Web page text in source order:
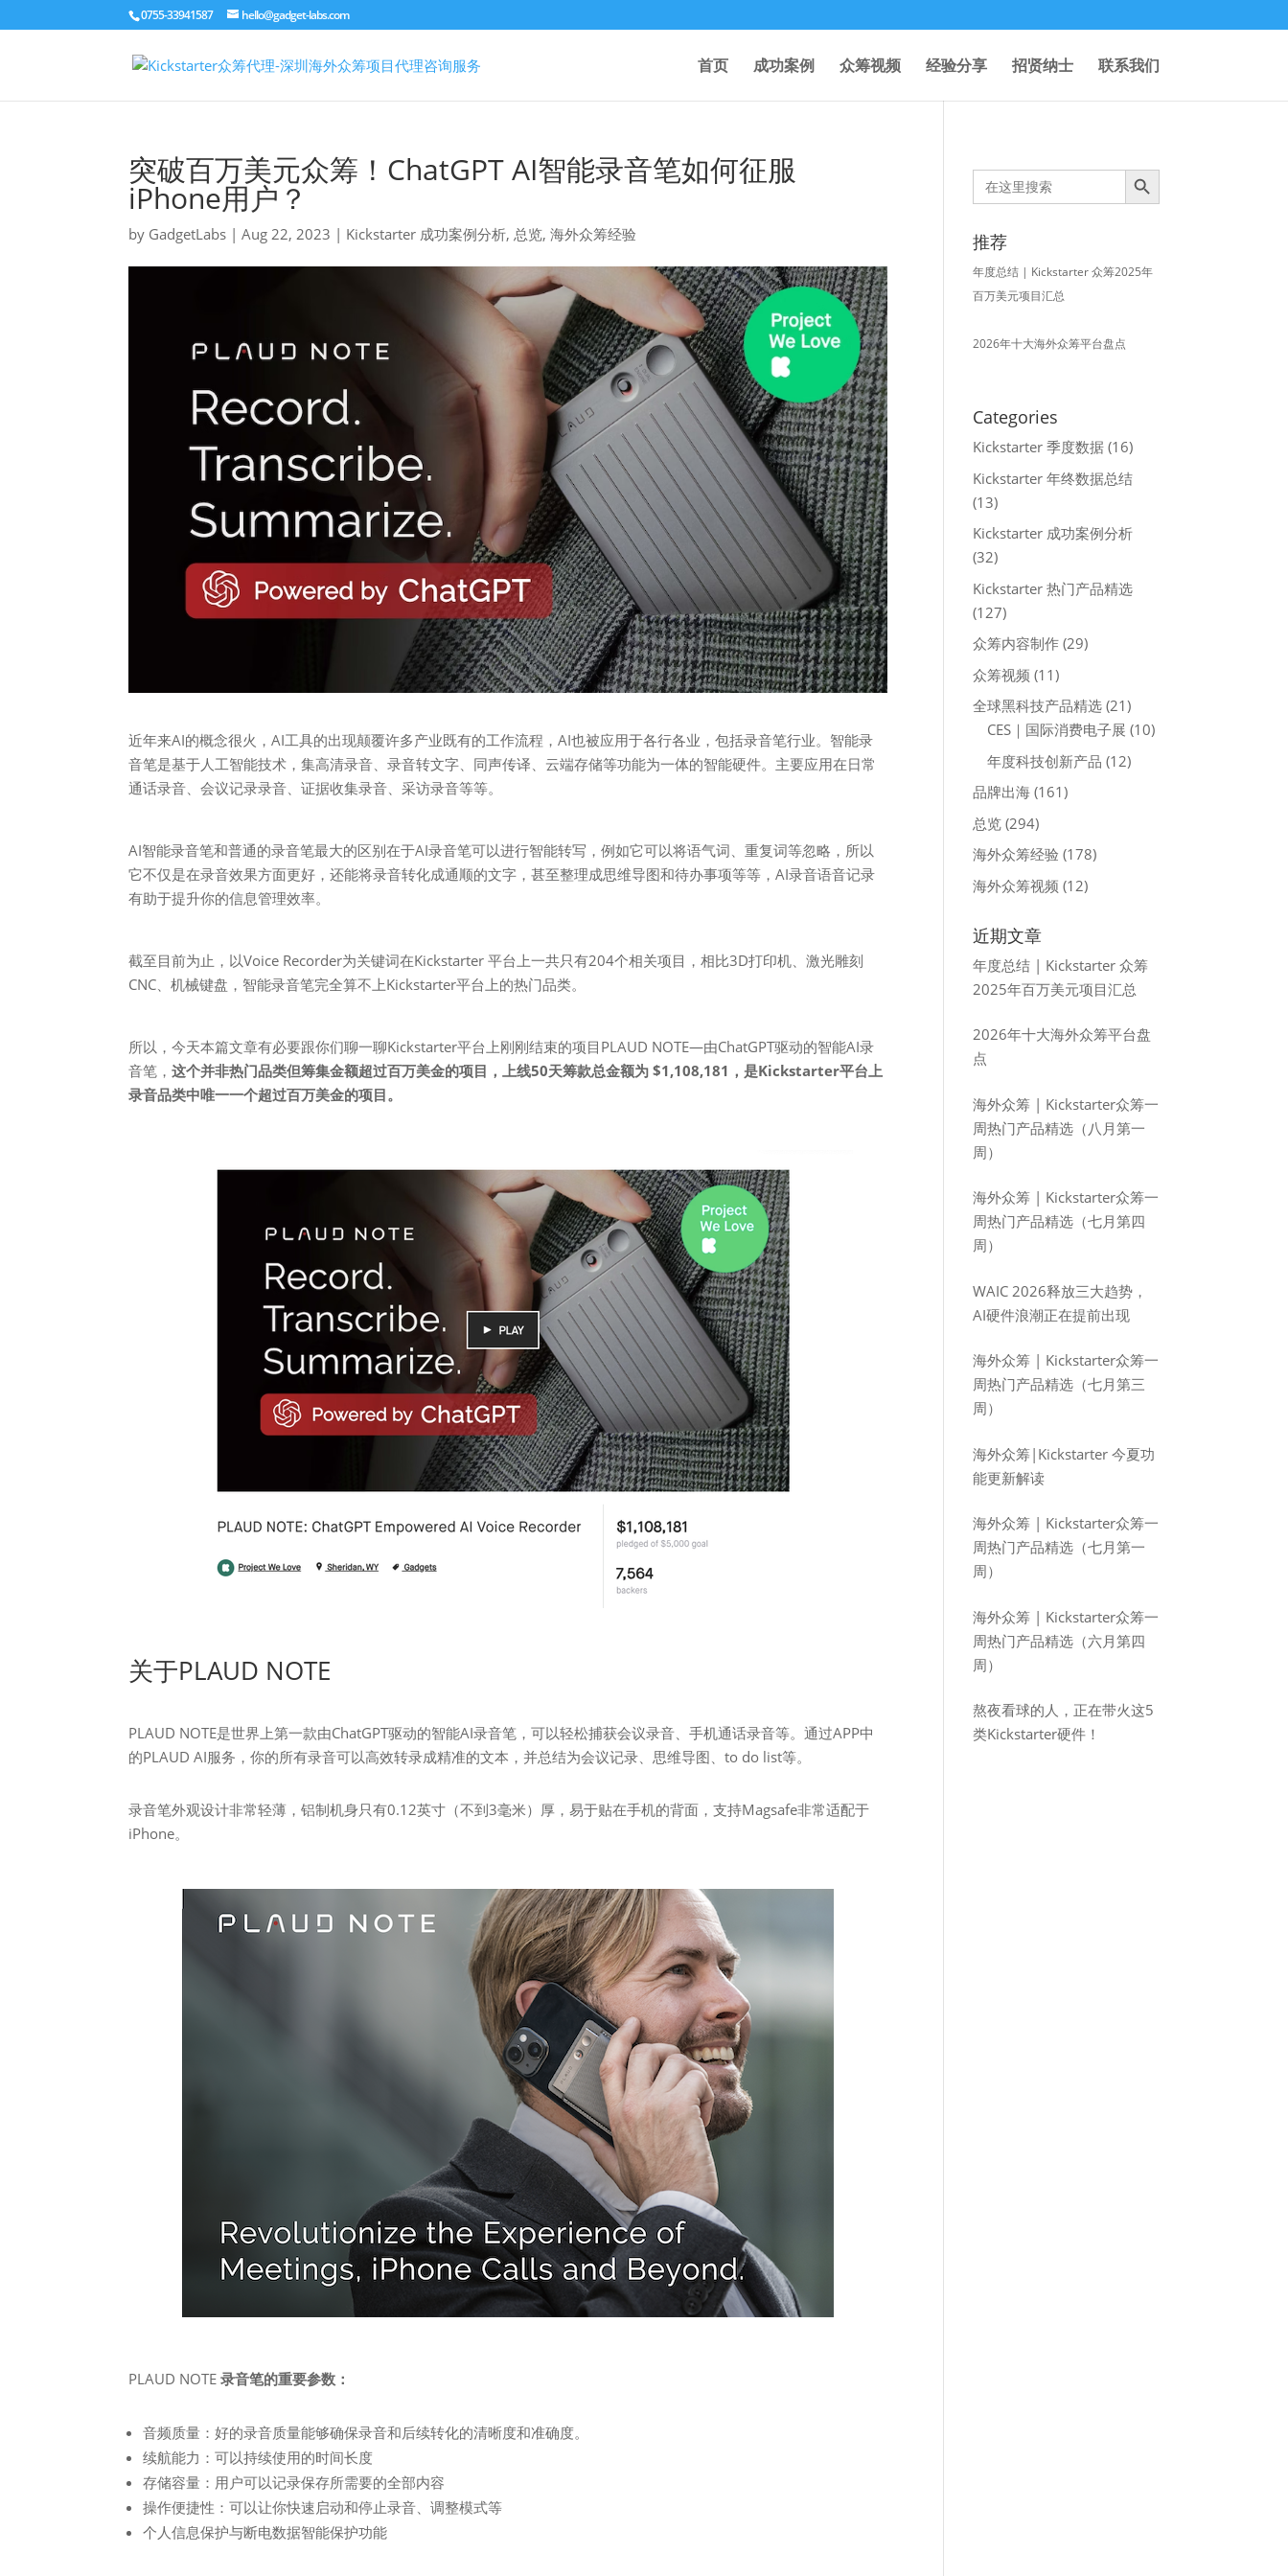
0755-33941587 hello@gadget-labs.com
首页 成功案例 众筹视频 经验分享 招贤纳士 联系我们
突破百万美元众筹！ChatGPT AI智能录音笔如何征服
iPhone用户？
by GadgetLabs |Aug 22, 2023 | Kickstarter 成功案例分析,总览,海外众筹经验
近年来AI的概念很火，AI工具的出现颠覆许多产业既有的工作流程，AI也被应用于各行各业，包括录音笔行业。智能录
音笔是基于人工智能技术，集高清录音、录音转文字、同声传译、云端存储等功能为一体的智能硬件。主要应用在日常
通话录音、会议记录录音、证据收集录音、采访录音等等。
AI智能录音笔和普通的录音笔最大的区别在于AI录音笔可以进行智能转写，例如它可以将语气词、重复词等忽略，所以
它不仅是在录音效果方面更好，还能将录音转化成通顺的文字，甚至整理成思维导图和待办事项等等，AI录音语音记录
有助于提升你的信息管理效率。
截至目前为止，以Voice Recorder为关键词在Kickstarter 平台上一共只有204个相关项目，相比3D打印机、激光雕刻
CNC、机械键盘，智能录音笔完全算不上Kickstarter平台上的热门品类。
所以，今天本篇文章有必要跟你们聊一聊Kickstarter平台上刚刚结束的项目PLAUD NOTE—由ChatGPT驱动的智能AI录
音笔，这个并非热门品类但筹集金额超过百万美金的项目，上线50天筹款总金额为 $1,108,181，是Kickstarter平台上
录音品类中唯一一个超过百万美金的项目。
关于PLAUD NOTE
PLAUD NOTE是世界上第一款由ChatGPT驱动的智能AI录音笔，可以轻松捕获会议录音、手机通话录音等。通过APP中
的PLAUD AI服务，你的所有录音可以高效转录成精准的文本，并总结为会议记录、思维导图、to do list等。
录音笔外观设计非常轻薄，铝制机身只有0.12英寸（不到3毫米）厚，易于贴在手机的背面，支持Magsafe非常适配于
iPhone。
PLAUD NOTE录音笔的重要参数：
音频质量：好的录音质量能够确保录音和后续转化的清晰度和准确度。
续航能力：可以持续使用的时间长度
存储容量：用户可以记录保存所需要的全部内容
操作便捷性：可以让你快速启动和停止录音、调整模式等
个人信息保护与断电数据智能保护功能
Search
for:
Search Button
推荐
年度总结 | Kickstarter 众筹2025年
百万美元项目汇总
2026年十大海外众筹平台盘点
Categories
Kickstarter 季度数据 (16)
Kickstarter 年终数据总结
(13)
Kickstarter 成功案例分析
(32)
Kickstarter 热门产品精选
(127)
众筹内容制作 (29)
众筹视频 (11)
全球黑科技产品精选 (21)
CES｜国际消费电子展 (10)
年度科技创新产品 (12)
品牌出海 (161)
总览 (294)
海外众筹经验 (178)
海外众筹视频 (12)
近期文章
年度总结 | Kickstarter 众筹
2025年百万美元项目汇总
2026年十大海外众筹平台盘
点
海外众筹 | Kickstarter众筹一
周热门产品精选（八月第一
周）
海外众筹 | Kickstarter众筹一
周热门产品精选（七月第四
周）
WAIC 2026释放三大趋势，
AI硬件浪潮正在提前出现
海外众筹 | Kickstarter众筹一
周热门产品精选（七月第三
周）
海外众筹|Kickstarter 今夏功
能更新解读
海外众筹 | Kickstarter众筹一
周热门产品精选（七月第一
周）
海外众筹 | Kickstarter众筹一
周热门产品精选（六月第四
周）
熬夜看球的人，正在带火这5
类Kickstarter硬件！